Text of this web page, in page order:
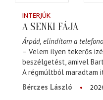
INTERJÚK
A SENKI FÁJA
Árpád, elindítom a
– Velem ilyen tekerős
beszélgetést, amivel
A régmúltból maradtam
Bérczes László